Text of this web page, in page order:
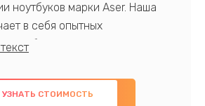
ноутбуков марки Aser. Наша
в себя опытных
с обширными знаниями и
и качественный ремонт с
оригинальных компонентов, а
УЗНАТЬ СТОИМОСТЬ